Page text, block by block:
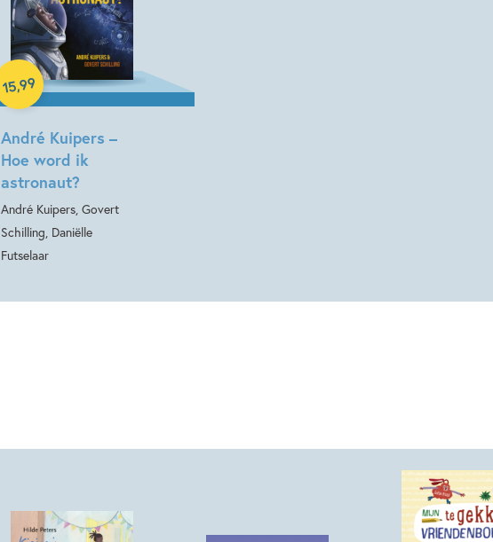
André Kuipers –
Hoe word ik
astronaut?
André Kuipers, Govert
Schilling, Daniëlle
Futselaar
15,99
Hardcover